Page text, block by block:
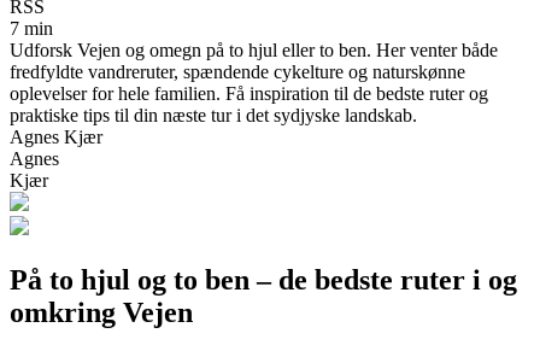
RSS
7 min
Udforsk Vejen og omegn på to hjul eller to ben. Her venter både
fredfyldte vandreruter, spændende cykelture og naturskønne
oplevelser for hele familien. Få inspiration til de bedste ruter og
praktiske tips til din næste tur i det sydjyske landskab.
Agnes Kjær
Agnes
Kjær
På to hjul og to ben – de bedste ruter i og
omkring Vejen